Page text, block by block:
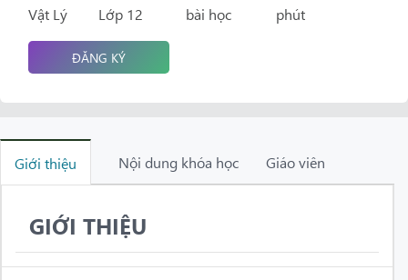
Vật Lý
Lớp 12
bài học
phút
ĐĂNG KÝ
Giới thiệu Nội dung khóa học Giáo viên
GIỚI THIỆU